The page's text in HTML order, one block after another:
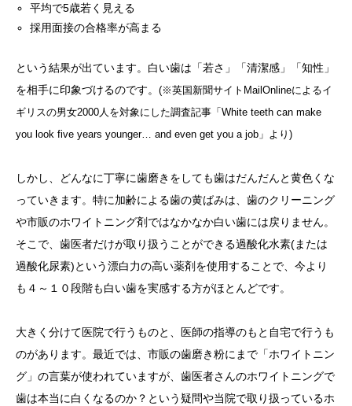
平均で5歳若く見える
採用面接の合格率が高まる
という結果が出ています。白い歯は「若さ」「清潔感」「知性」
を相手に印象づけるのです。 (※英国新聞サイトMailOnlineによるイ
ギリスの男女2000人を対象にした調査記事「White teeth can make
you look five years younger… and even get you a job」より)
しかし、どんなに丁寧に歯磨きをしても歯はだんだんと黄色くな
っていきます。特に加齢による歯の黄ばみは、歯のクリーニング
や市販のホワイトニング剤ではなかなか白い歯には戻りません。
そこで、歯医者だけが取り扱うことができる過酸化水素(または
過酸化尿素)という漂白力の高い薬剤を使用することで、今より
も４～１０段階も白い歯を実感する方がほとんどです。
大きく分けて医院で行うものと、医師の指導のもと自宅で行うも
のがあります。最近では、市販の歯磨き粉にまで「ホワイトニン
グ」の言葉が使われていますが、歯医者さんのホワイトニングで
歯は本当に白くなるのか？という疑問や当院で取り扱っているホ